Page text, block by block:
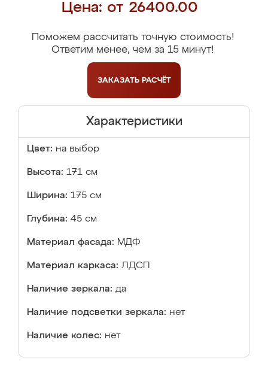
Цена: от 26400.00
Поможем рассчитать точную стоимость!
Ответим менее, чем за 15 минут!
ЗАКАЗАТЬ РАСЧЁТ
Характеристики
Цвет: на выбор
Высота: 171 см
Ширина: 175 см
Глубина: 45 см
Материал фасада: МДФ
Материал каркаса: ЛДСП
Наличие зеркала: да
Наличие подсветки зеркала: нет
Наличие колес: нет